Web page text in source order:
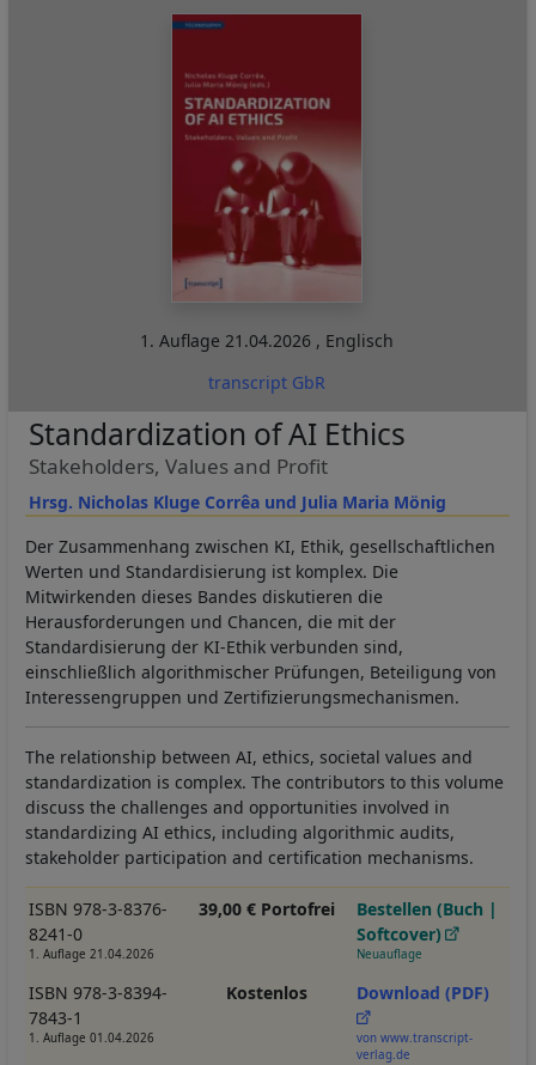
1. Auflage21.04.2026 , Englisch
transcript GbR
Hrsg. Nicholas Kluge Corrêa und Julia Maria Mönig
Standardization of AI Ethics
Stakeholders, Values and Profit
Der Zusammenhang zwischen KI, Ethik, gesellschaftlichen
Werten und Standardisierung ist komplex. Die
Mitwirkenden dieses Bandes diskutieren die
Herausforderungen und Chancen, die mit der
Standardisierung der KI-Ethik verbunden sind,
einschließlich algorithmischer Prüfungen, Beteiligung von
Interessengruppen und Zertifizierungsmechanismen.
The relationship between AI, ethics, societal values and
standardization is complex. The contributors to this volume
discuss the challenges and opportunities involved in
standardizing AI ethics, including algorithmic audits,
stakeholder participation and certification mechanisms.
ISBN 978-3-8376-
8241-0
1. Auflage 21.04.2026
39,00 € Portofrei
Bestellen (Buch |
Softcover)
Neuauflage
ISBN 978-3-8394-
7843-1
1. Auflage 01.04.2026
Kostenlos Download (PDF)
von www.transcript-
verlag.de